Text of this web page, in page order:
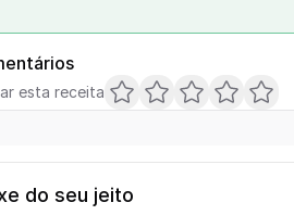
esta receita
do seu jeito